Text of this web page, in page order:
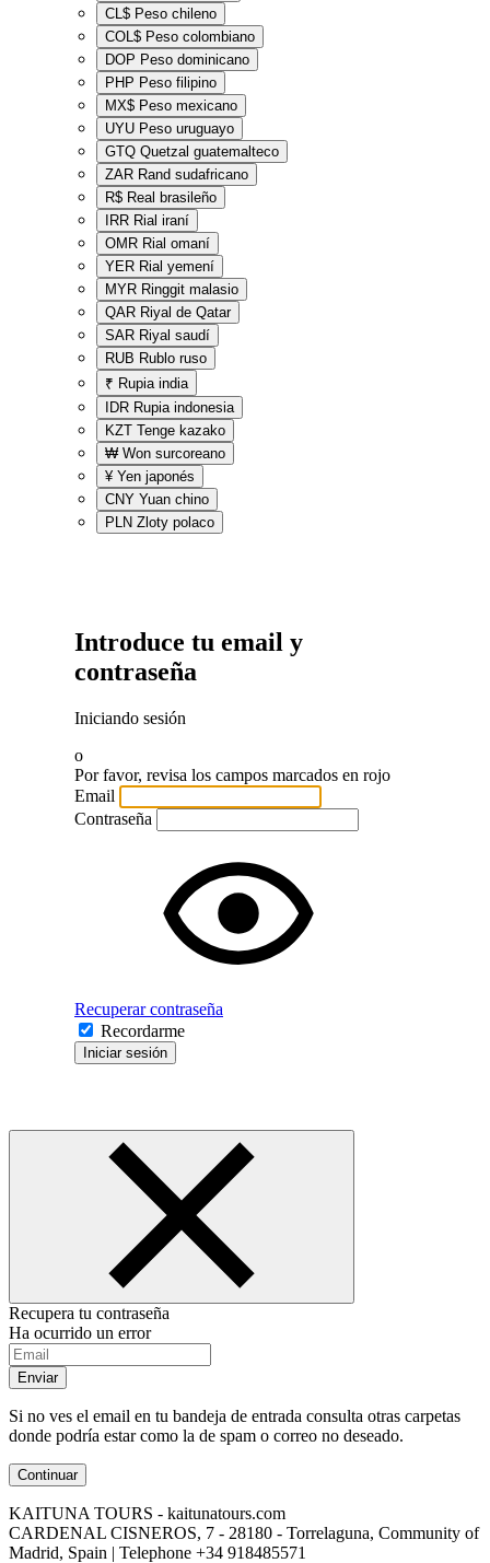
CL$ Peso chileno
COL$ Peso colombiano
DOP Peso dominicano
PHP Peso filipino
MX$ Peso mexicano
UYU Peso uruguayo
GTQ Quetzal guatemalteco
ZAR Rand sudafricano
R$ Real brasileño
IRR Rial iraní
OMR Rial omaní
YER Rial yemení
MYR Ringgit malasio
QAR Riyal de Qatar
SAR Riyal saudí
RUB Rublo ruso
₹ Rupia india
IDR Rupia indonesia
KZT Tenge kazako
₩ Won surcoreano
¥ Yen japonés
CNY Yuan chino
PLN Zloty polaco
Introduce tu email y
contraseña
Iniciando sesión
o
Por favor, revisa los campos marcados en rojo
Email
Contraseña
Recuperar contraseña
Recordarme
Iniciar sesión
Recupera tu contraseña
Ha ocurrido un error
Enviar
Si no ves el email en tu bandeja de entrada consulta otras carpetas
donde podría estar como la de spam o correo no deseado.
Continuar
KAITUNA TOURS - kaitunatours.com
CARDENAL CISNEROS, 7 - 28180 - Torrelaguna, Community of
Madrid, Spain | Telephone +34 918485571